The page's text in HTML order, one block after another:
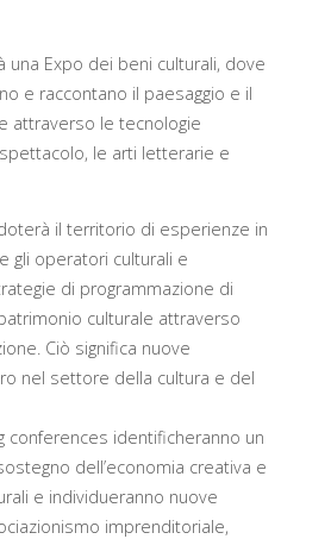
una Expo dei beni culturali, dove
e raccontano il paesaggio e il
attraverso le tecnologie
le arti letterarie e
il territorio di esperienze in
gli operatori culturali e
di programmazione di
culturale attraverso
Ciò significa nuove
nel settore della cultura e del
conferences identificheranno un
dell’economia creativa e
e individueranno nuove
imprenditoriale,